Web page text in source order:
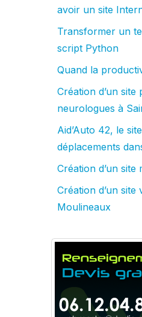
avoir un site
Transformer un
script Python
Quand la
Création d’un site
neurologues à
Aid’Auto 42, le
déplacements
Création d’un site
Création d’un
Moulineaux